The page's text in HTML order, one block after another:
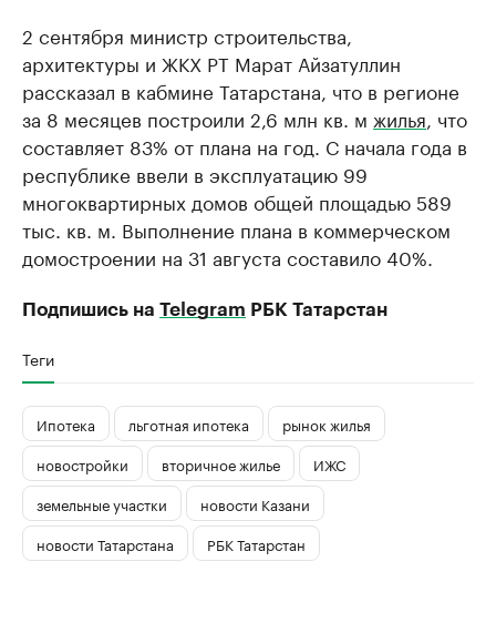
2 сентября министр строительства,
архитектуры и ЖКХ РТ Марат Айзатуллин
рассказал в кабмине Татарстана, что в регионе
за 8 месяцев построили 2,6 млн кв. м жилья , что
составляет 83% от плана на год. С начала года в
республике ввели в эксплуатацию 99
многоквартирных домов общей площадью 589
тыс. кв. м. Выполнение плана в коммерческом
домостроении на 31 августа составило 40%.
Подпишись на Telegram РБК Татарстан
Теги
Ипотека льготная ипотека
рынок жилья
новостройки
вторичное жилье
ИЖС
земельные участки
новости Казани
новости Татарстана
РБК Татарстан